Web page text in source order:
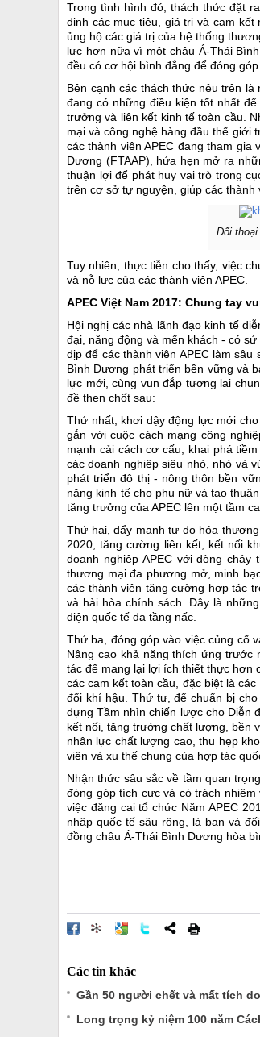
Trong tình hình đó, thách thức đặt
định các mục tiêu, giá trị và cam
ủng hộ các giá trị của hệ thống
lực hơn nữa vì một châu Á-Thái
đều có cơ hội bình đẳng để đóng
Bên cạnh các thách thức nêu trên
đang có những điều kiện tốt nhất
trưởng và liên kết kinh tế toàn cầu.
mại và công nghệ hàng đầu thế giới
các thành viên APEC đang tham
Dương (FTAAP), hứa hẹn mở ra
thuận lợi để phát huy vai trò trong
trên cơ sở tự nguyện, giúp các thành
Đối thoại
Tuy nhiên, thực tiễn cho thấy, việc
và nỗ lực của các thành viên APEC.
APEC Việt Nam 2017: Chung tay
Hội nghị các nhà lãnh đạo kinh tế
đại, năng động và mến khách - có
dịp để các thành viên APEC làm
Bình Dương phát triển bền vững và
lực mới, cùng vun đắp tương lai
đề then chốt sau:
Thứ nhất, khơi dậy động lực mới
gắn với cuộc cách mạng công
mạnh cải cách cơ cấu; khai phá
các doanh nghiệp siêu nhỏ, nhỏ và
phát triển đô thị - nông thôn bền
năng kinh tế cho phụ nữ và tạo
tăng trưởng của APEC lên một tầm
Thứ hai, đẩy mạnh tự do hóa
2020, tăng cường liên kết, kết nối
doanh nghiệp APEC với dòng
thương mại đa phương mở, minh
các thành viên tăng cường hợp tác
và hài hòa chính sách. Đây là
diện quốc tế đa tầng nấc.
Thứ ba, đóng góp vào việc củng cố
Nâng cao khả năng thích ứng trước
tác để mang lại lợi ích thiết thực hơn
các cam kết toàn cầu, đặc biệt là
đổi khí hậu. Thứ tư, để chuẩn bị
dựng Tầm nhìn chiến lược cho Diễn
kết nối, tăng trưởng chất lượng, bền
nhân lực chất lượng cao, thu hẹp
viên và xu thế chung của hợp tác
Nhận thức sâu sắc về tầm quan
đóng góp tích cực và có trách
việc đăng cai tổ chức Năm APEC
nhập quốc tế sâu rộng, là bạn và
đồng châu Á-Thái Bình Dương hòa
Các tin khác
Gần 50 người chết và mất tích
Long trọng kỷ niệm 100 năm